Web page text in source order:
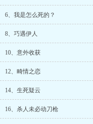
6、我是怎么死的？
8、巧遇伊人
10、意外收获
12、畸情之恋
14、生死疑云
16、杀人未必动刀枪